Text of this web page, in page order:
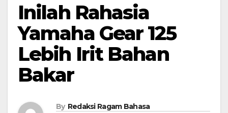
Inilah Rahasia
Yamaha Gear 125
Lebih Irit Bahan
Bakar
By Redaksi Ragam Bahasa